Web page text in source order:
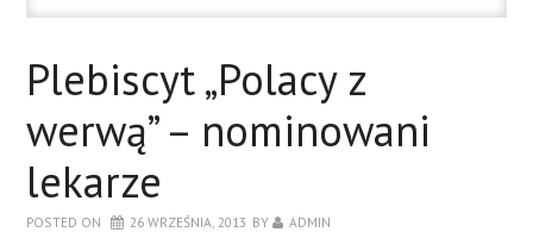
KONTAKT
Plebiscyt „Polacy z
werwą” – nominowani
lekarze
POSTED ON 26 WRZEŚNIA, 2013 BY ADMIN